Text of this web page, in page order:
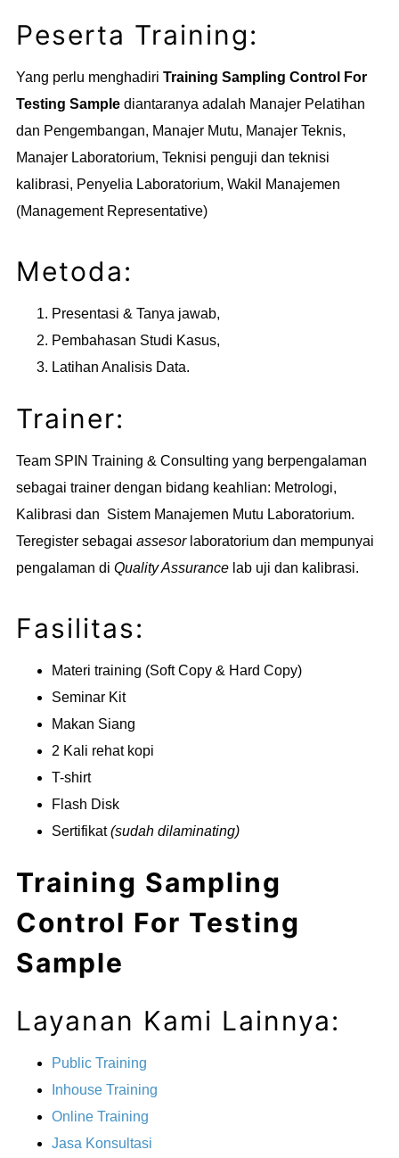
Peserta Training:
Yang perlu menghadiri Training Sampling Control For
Testing Sample diantaranya adalah Manajer Pelatihan
dan Pengembangan, Manajer Mutu, Manajer Teknis,
Manajer Laboratorium, Teknisi penguji dan teknisi
kalibrasi, Penyelia Laboratorium, Wakil Manajemen
(Management Representative)
Metoda:
Presentasi & Tanya jawab,
Pembahasan Studi Kasus,
Latihan Analisis Data.
Trainer:
Team SPIN Training & Consulting yang berpengalaman
sebagai trainer dengan bidang keahlian: Metrologi,
Kalibrasi dan Sistem Manajemen Mutu Laboratorium.
Teregister sebagai assesorlaboratorium dan mempunyai
pengalaman di Quality Assurance lab uji dan kalibrasi.
Fasilitas:
Materi training (Soft Copy & Hard Copy)
Seminar Kit
Makan Siang
2 Kali rehat kopi
T-shirt
Flash Disk
Sertifikat(sudah dilaminating)
Training Sampling
Control For Testing
Sample
Layanan Kami Lainnya:
Public Training
Inhouse Training
Online Training
Jasa Konsultasi